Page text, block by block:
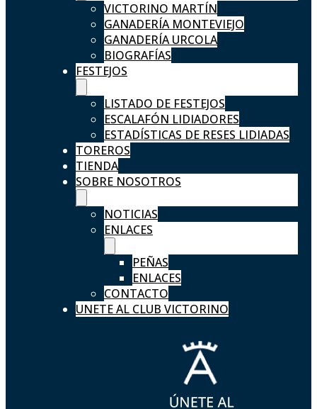
VICTORINO MARTÍN
GANADERÍA MONTEVIEJO
GANADERÍA URCOLA
BIOGRAFÍAS
FESTEJOS
LISTADO DE FESTEJOS
ESCALAFÓN LIDIADORES
ESTADÍSTICAS DE RESES LIDIADAS
TOREROS
TIENDA
SOBRE NOSOTROS
NOTICIAS
ENLACES
PEÑAS
ENLACES
CONTACTO
UNETE AL CLUB VICTORINO